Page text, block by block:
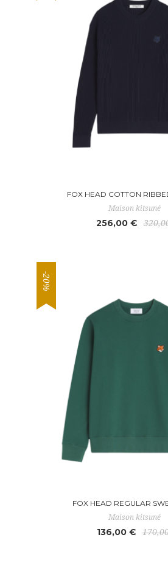
FOX HEAD COTTON
Maison kitsuné
256,00 €
-20%
FOX HEAD REGULAR
Maison kitsuné
136,00 €